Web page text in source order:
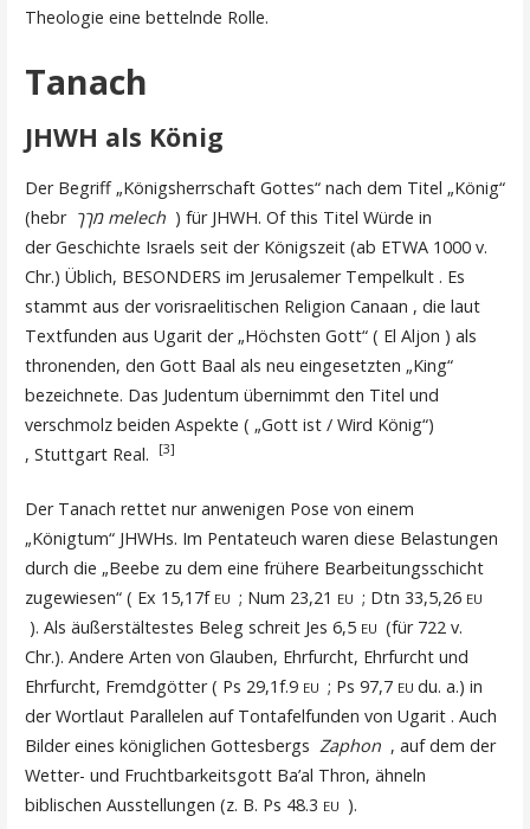
Theologie eine bettelnde Rolle.
Tanach
JHWH als König
Der Begriff „Königsherrschaft Gottes“ nach dem Titel „König“
(hebr
מךך melech ) für JHWH. Of this Titel Würde in
der Geschichte Israels seit der Königszeit (ab ETWA 1000 v.
Chr.) Üblich, BESONDERS im Jerusalemer Tempelkult . Es
stammt aus der vorisraelitischen Religion Canaan , die laut
Textfunden aus Ugarit der „Höchsten Gott“ ( El Aljon ) als
thronenden, den Gott Baal als neu eingesetzten „King“
bezeichnete. Das Judentum übernimmt den Titel und
verschmolz beiden Aspekte ( „Gott ist / Wird König“)
, Stuttgart Real.
[3]
Der Tanach rettet nur anwenigen Pose von einem
„Königtum“ JHWHs. Im Pentateuch waren diese Belastungen
durch die „Beebe zu dem eine frühere Bearbeitungsschicht
zugewiesen“ ( Ex 15,17f EU ; Num 23,21 EU ; Dtn 33,5,26 EU
). Als äußerstältestes Beleg schreit Jes 6,5 EU (für 722 v.
Chr.). Andere Arten von Glauben, Ehrfurcht, Ehrfurcht und
Ehrfurcht, Fremdgötter ( Ps 29,1f.9 EU ; Ps 97,7 EU du. a.) in
der Wortlaut Parallelen auf Tontafelfunden von Ugarit . Auch
Bilder eines königlichen Gottesbergs Zaphon , auf dem der
Wetter- und Fruchtbarkeitsgott Ba’al Thron, ähneln
biblischen Ausstellungen (z. B. Ps 48.3 EU ).